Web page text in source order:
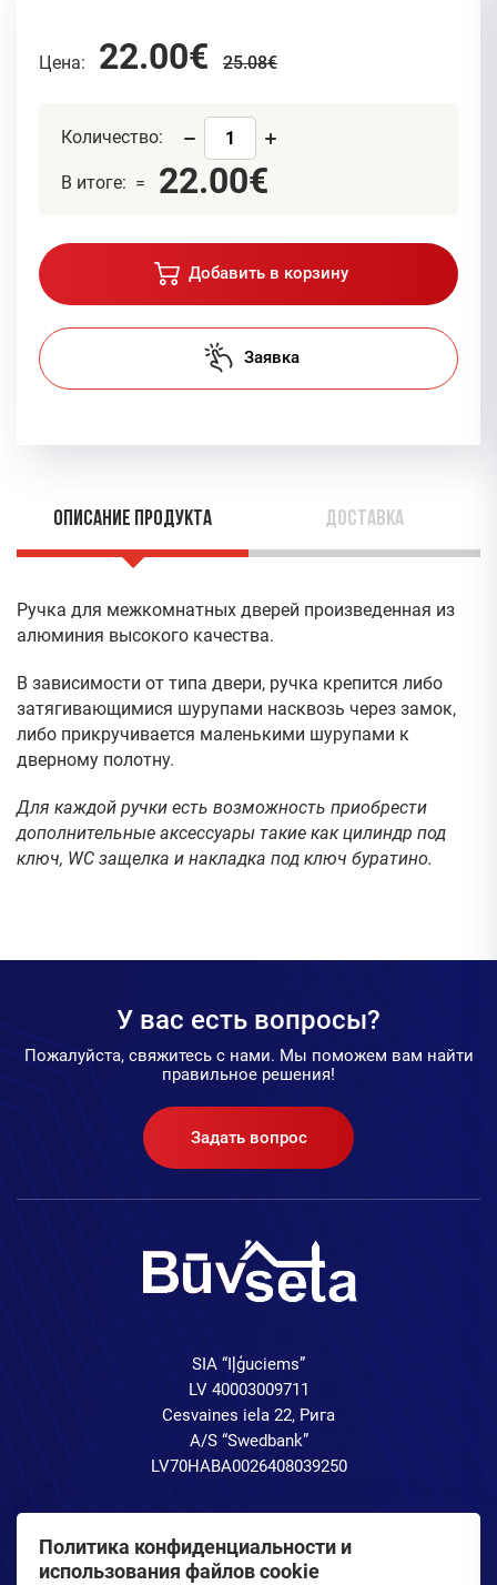
Цена: 22.00€ 25.08€
Количество:
В итоге: = 22.00€
Заявка
Добавить в корзину
Описание продукта Доставка
Ручка для межкомнатных дверей произведенная из
алюминия высокого качества.
В зависимости от типа двери, ручка крепится либо
затягивающимися шурупами насквозь через замок,
либо прикручивается маленькими шурупами к
дверному полотну.
Для каждой ручки есть возможность приобрести
дополнительные аксессуары такие как цилиндр под
ключ, WC защелка и накладка под ключ буратино.
У вас есть вопросы?
Пожалуйста, свяжитесь с нами. Мы поможем вам найти
правильное решения!
Задать вопрос
SIA “Iļģuciems”
LV 40003009711
Cesvaines iela 22, Рига
A/S “Swedbank”
LV70HABA0026408039250
Политика конфиденциальности и
использования файлов cookie